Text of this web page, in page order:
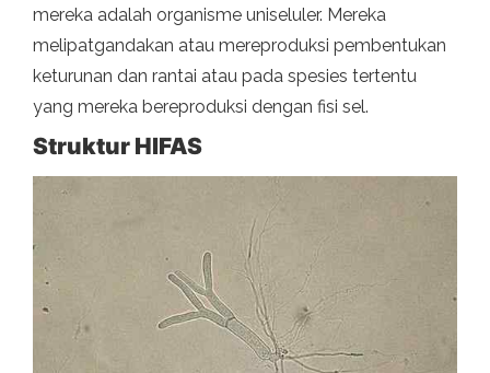
mereka adalah organisme uniseluler. Mereka
melipatgandakan atau mereproduksi pembentukan
keturunan dan rantai atau pada spesies tertentu
yang mereka bereproduksi dengan fisi sel.
Struktur HIFAS